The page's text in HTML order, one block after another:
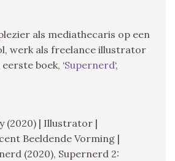
als mediathecaris op een
werk als freelance illustrator
boek, ‘Supernerd‘,
(2020) | Illustrator |
Beeldende Vorming |
(2020), Supernerd 2: